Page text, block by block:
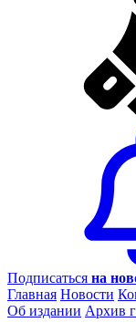
Подписаться на
Главная Новости
Об издании Архив